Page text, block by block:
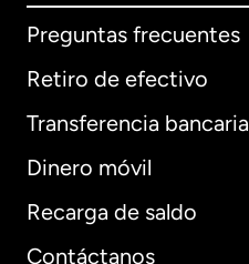
Preguntas frecuentes
Retiro de efectivo
Transferencia bancaria
Dinero móvil
Recarga de saldo
Contáctanos